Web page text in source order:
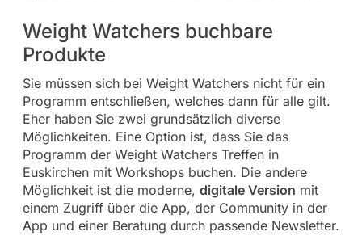
Weight Watchers buchbare
Produkte
Sie müssen sich bei Weight Watchers nicht für ein
Programm entschließen, welches dann für alle gilt.
Eher haben Sie zwei grundsätzlich diverse
Möglichkeiten. Eine Option ist, dass Sie das
Programm der Weight Watchers Treffen in
Euskirchen mit Workshops buchen. Die andere
Möglichkeit ist die moderne, digitale Version mit
einem Zugriff über die App, der Community in der
App und einer Beratung durch passende Newsletter.